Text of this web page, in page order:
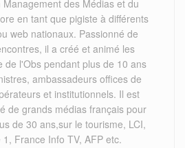
des Médias et du
en tant que pigiste à différents
web nationaux. Passionné de
il a créé et animé les
de l'Obs pendant plus de 10 ans
ambassadeurs offices de
et institutionnels. Il est
de grands médias français pour
de 30 ans,sur le tourisme, LCI,
France Info TV, AFP etc.